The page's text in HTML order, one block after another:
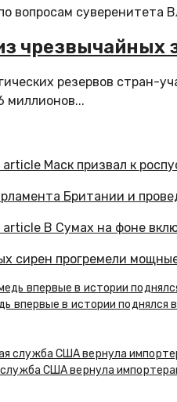
вопросам суверенитета
чрезвычайных
резервов стран-
миллионов...
Британии и
сирен прогремели
впервые в истории поднялся
США вернула